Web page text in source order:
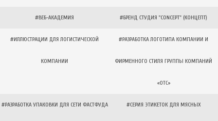
#ВЕБ-АКАДЕМИЯ #БРЕНД СТУДИЯ "CONCEPT" (КОНЦЕПТ)
#ИЛЛЮСТРАЦИИ ДЛЯ ЛОГИСТИЧЕСКОЙ
КОМПАНИИ
#РАЗРАБОТКА ЛОГОТИПА КОМПАНИИ И
ФИРМЕННОГО СТИЛЯ ГРУППЫ КОМПАНИЙ
«ОТС»
#РАЗРАБОТКА УПАКОВКИ ДЛЯ СЕТИ ФАСТФУДА #СЕРИЯ ЭТИКЕТОК ДЛЯ МЯСНЫХ